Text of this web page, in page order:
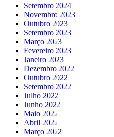
Setembro 2024
Novembro 2023
Outubro 2023
Setembro 2023
Março 2023
Fevereiro 2023
Janeiro 2023
Dezembro 2022
Outubro 2022
Setembro 2022
Julho 2022
Junho 2022
Maio 2022
Abril 2022
Março 2022